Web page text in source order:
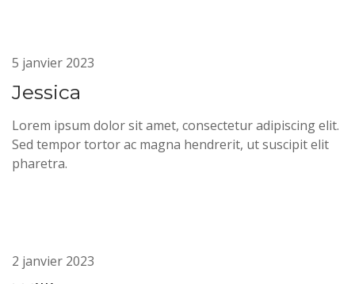
5 janvier 2023
Jessica
Lorem ipsum dolor sit amet, consectetur adipiscing elit.
Sed tempor tortor ac magna hendrerit, ut suscipit elit
pharetra.
2 janvier 2023